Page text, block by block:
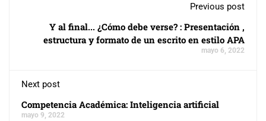
Previous post
Y al final... ¿Cómo debe verse? : Presentación ,
estructura y formato de un escrito en estilo APA
mayo 6, 2022
Next post
Competencia Académica: Inteligencia artificial
mayo 9, 2022